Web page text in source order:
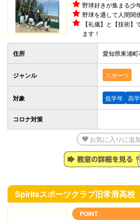
野球好きが集まる少
野球を通して人間関
【礼儀】と【技術
ます！
住所 愛知県東浦
ジャンル スポーツ
対象 低学年 高
コロナ対策
お気に入りに追
Spiritsスポーツクラブ旧常滑高校
POINT